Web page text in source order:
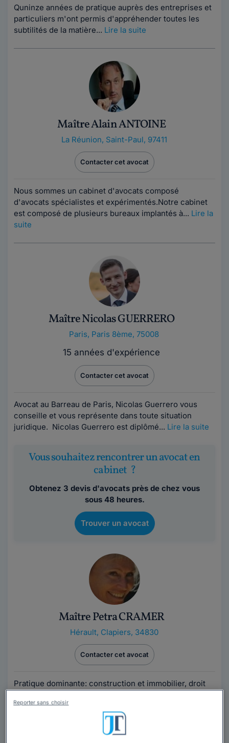
Quninze années de pratique auprès des entreprises et
particuliers m'ont permis d'appréhender toutes les
subtilités de la matière... Lire la suite
Maître Alain ANTOINE
La Réunion, Saint-Paul, 97411
Contacter cet avocat
Nous sommes un cabinet d'avocats composé
d'avocats spécialistes et expérimentés.Notre cabinet
est composé de plusieurs bureaux implantés à... Lire la
suite
Maître Nicolas GUERRERO
Paris, Paris 8ème, 75008
15 années d'expérience
Contacter cet avocat
Avocat au Barreau de Paris, Nicolas Guerrero vous
conseille et vous représente dans toute situation
juridique. Nicolas Guerrero est diplômé... Lire la suite
Vous souhaitez rencontrer un avocat en
cabinet ?
Obtenez 3 devis d'avocats près de chez vous
sous 48 heures.
Trouver un avocat
Maître Petra CRAMER
Hérault, Clapiers, 34830
Contacter cet avocat
Pratique dominante: construction et immobilier, droit
domaine plus particulièrement les...
Reporter sans choisir